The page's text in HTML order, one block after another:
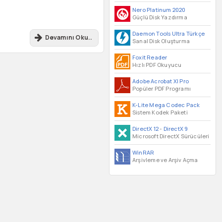
Nero Platinum 2020
Güçlü Disk Yazdırma
Daemon Tools Ultra Türkçe
Sanal Disk Oluşturma
Foxit Reader
Hızlı PDF Okuyucu
Adobe Acrobat XI Pro
Popüler PDF Programı
K-Lite Mega Codec Pack
Sistem Kodek Paketi
DirectX 12- DirectX 9
Microsoft DirectX Sürücüleri
WinRAR
Arşivleme ve Arşiv Açma
Devamını Oku..